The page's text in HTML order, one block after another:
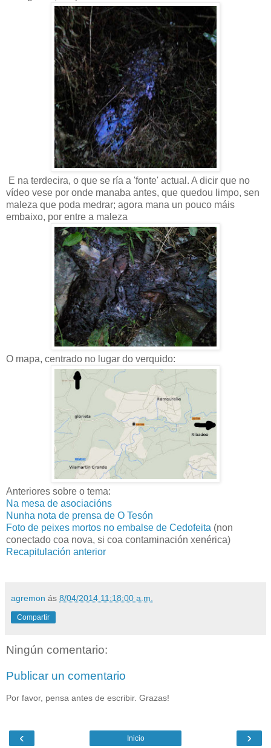
E na terdecira, o que se ría a 'fonte' actual. A dicir que no
vídeo vese por onde manaba antes, que quedou limpo, sen
maleza que poda medrar; agora mana un pouco máis
embaixo, por entre a maleza
O mapa, centrado no lugar do verquido:
Anteriores sobre o tema:
Na mesa de asociacións
Nunha nota de prensa de O Tesón
Foto de peixes mortos no embalse de Cedofeita (non
conectado coa nova, si coa contaminación xenérica)
Recapitulación anterior
agremon ás 8/04/2014 11:18:00 a.m.
Compartir
Ningún comentario:
Publicar un comentario
Por favor, pensa antes de escribir. Grazas!
‹ ›
Inicio